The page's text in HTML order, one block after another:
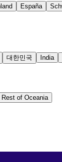
España
대한민국 India
Rest of Oceania